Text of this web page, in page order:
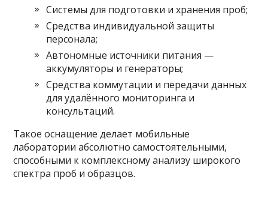
Системы для подготовки и хранения проб;
Средства индивидуальной защиты
персонала;
Автономные источники питания —
аккумуляторы и генераторы;
Средства коммутации и передачи данных
для удалённого мониторинга и
консультаций.
Такое оснащение делает мобильные
лаборатории абсолютно самостоятельными,
способными к комплексному анализу широкого
спектра проб и образцов.